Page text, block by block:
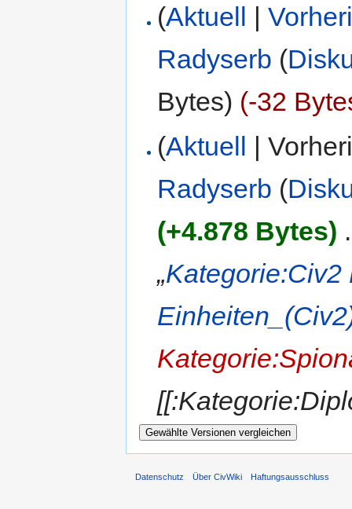
(Aktuell |
Radyserb (
Bytes) (-32
(Aktuell |
Radyserb (
(+4.878 Bytes)
„Kategorie:Civ2
Datenschutz Über CivWiki Haftungsausschluss